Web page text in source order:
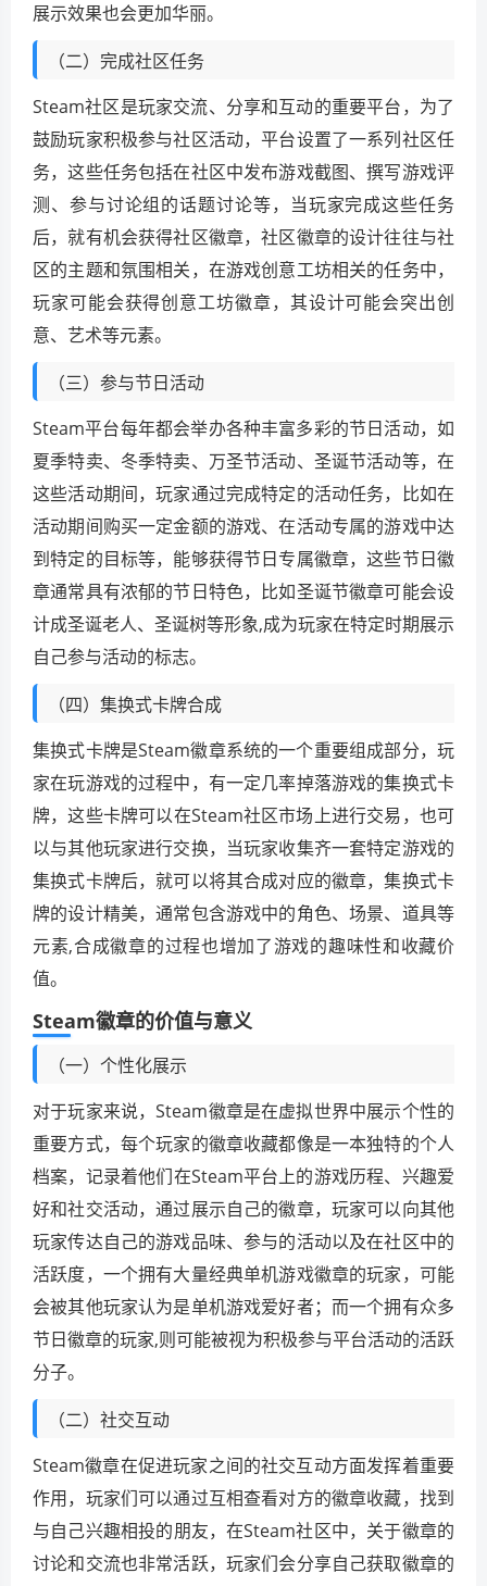
展示效果也会更加华丽。
（二）完成社区任务
Steam社区是玩家交流、分享和互动的重要平台，为了
鼓励玩家积极参与社区活动，平台设置了一系列社区任
务，这些任务包括在社区中发布游戏截图、撰写游戏评
测、参与讨论组的话题讨论等，当玩家完成这些任务
后，就有机会获得社区徽章，社区徽章的设计往往与社
区的主题和氛围相关，在游戏创意工坊相关的任务中，
玩家可能会获得创意工坊徽章，其设计可能会突出创
意、艺术等元素。
（三）参与节日活动
Steam平台每年都会举办各种丰富多彩的节日活动，如
夏季特卖、冬季特卖、万圣节活动、圣诞节活动等，在
这些活动期间，玩家通过完成特定的活动任务，比如在
活动期间购买一定金额的游戏、在活动专属的游戏中达
到特定的目标等，能够获得节日专属徽章，这些节日徽
章通常具有浓郁的节日特色，比如圣诞节徽章可能会设
计成圣诞老人、圣诞树等形象,成为玩家在特定时期展示
自己参与活动的标志。
（四）集换式卡牌合成
集换式卡牌是Steam徽章系统的一个重要组成部分，玩
家在玩游戏的过程中，有一定几率掉落游戏的集换式卡
牌，这些卡牌可以在Steam社区市场上进行交易，也可
以与其他玩家进行交换，当玩家收集齐一套特定游戏的
集换式卡牌后，就可以将其合成对应的徽章，集换式卡
牌的设计精美，通常包含游戏中的角色、场景、道具等
元素,合成徽章的过程也增加了游戏的趣味性和收藏价
值。
Steam徽章的价值与意义
（一）个性化展示
对于玩家来说，Steam徽章是在虚拟世界中展示个性的
重要方式，每个玩家的徽章收藏都像是一本独特的个人
档案，记录着他们在Steam平台上的游戏历程、兴趣爱
好和社交活动，通过展示自己的徽章，玩家可以向其他
玩家传达自己的游戏品味、参与的活动以及在社区中的
活跃度，一个拥有大量经典单机游戏徽章的玩家，可能
会被其他玩家认为是单机游戏爱好者；而一个拥有众多
节日徽章的玩家,则可能被视为积极参与平台活动的活跃
分子。
（二）社交互动
Steam徽章在促进玩家之间的社交互动方面发挥着重要
作用，玩家们可以通过互相查看对方的徽章收藏，找到
与自己兴趣相投的朋友，在Steam社区中，关于徽章的
讨论和交流也非常活跃，玩家们会分享自己获取徽章的